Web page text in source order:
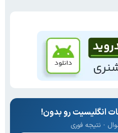
انگلیسیت رو بدون!